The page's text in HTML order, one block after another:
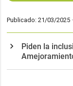
Publicado: 21/03/2025 ·
Piden la